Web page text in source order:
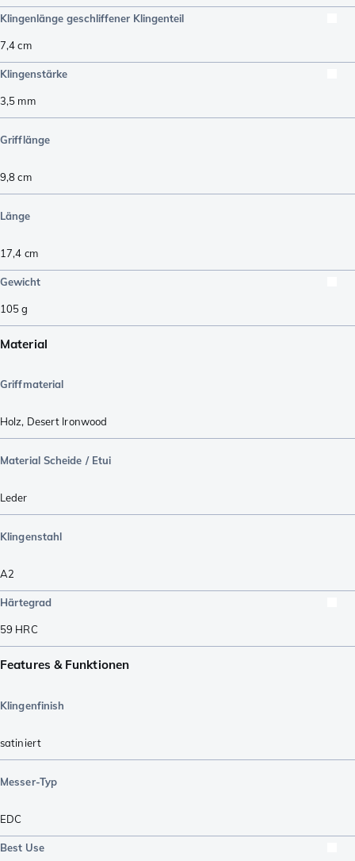
Klingenlänge geschliffener Klingenteil
7,4cm
Klingenstärke
3,5 mm
Grifflänge
9,8cm
Länge
17,4 cm
Gewicht
105g
Material
Griffmaterial
Holz, Desert Ironwood
Material Scheide / Etui
Leder
Klingenstahl
A2
Härtegrad
59 HRC
Features & Funktionen
Klingenfinish
satiniert
Messer-Typ
EDC
Best Use